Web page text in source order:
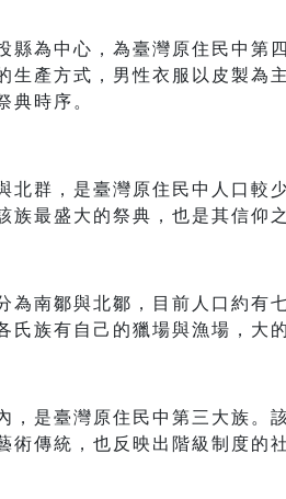
縣為中心，為臺灣原住民中第
生產方式，男性衣服以皮製為
典時序。
北群，是臺灣原住民中人口較
最盛大的祭典，也是其信仰
為南鄒與北鄒，目前人口約有
氏族有自己的獵場與漁場，大
，是臺灣原住民中第三大族。
術傳統，也反映出階級制度的